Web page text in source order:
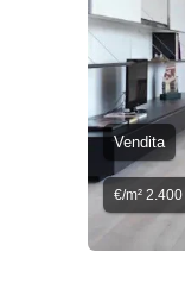
Vendita
€/m² 2.400